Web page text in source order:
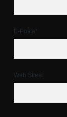
E-Posta*
Web Sitesi